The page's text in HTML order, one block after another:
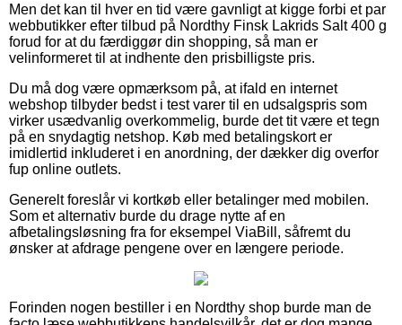
Men det kan til hver en tid være gavnligt at kigge forbi et par
webbutikker efter tilbud på Nordthy Finsk Lakrids Salt 400 g
forud for at du færdiggør din shopping, så man er
velinformeret til at indhente den prisbilligste pris.
Du må dog være opmærksom på, at ifald en internet
webshop tilbyder bedst i test varer til en udsalgspris som
virker usædvanlig overkommelig, burde det tit være et tegn
på en snydagtig netshop. Køb med betalingskort er
imidlertid inkluderet i en anordning, der dækker dig overfor
fup online outlets.
Generelt foreslår vi kortkøb eller betalinger med mobilen.
Som et alternativ burde du drage nytte af en
afbetalingsløsning fra for eksempel ViaBill, såfremt du
ønsker at afdrage pengene over en længere periode.
Forinden nogen bestiller i en Nordthy shop burde man de